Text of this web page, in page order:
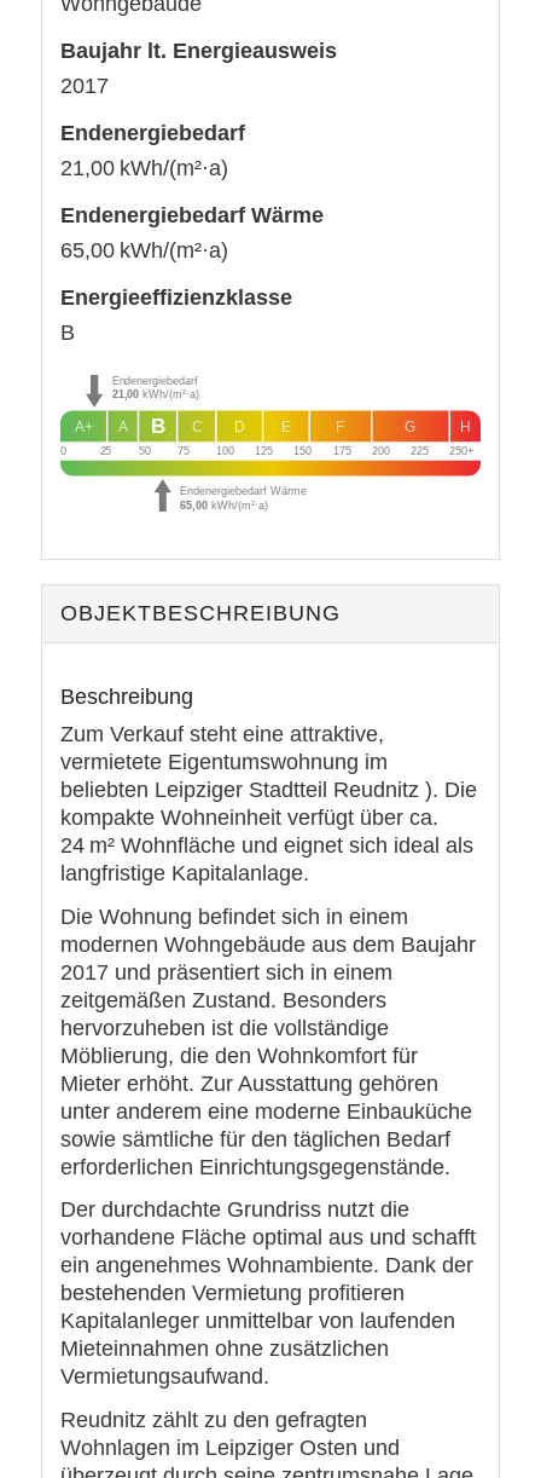
Baujahr lt. Energieausweis
2017
Endenergie­bedarf
21,00 kWh/(m²·a)
Endenergie­bedarf Wärme
65,00 kWh/(m²·a)
Energie­effizienz­klasse
B
0 25 50 75 100 125 150 175 200 225 250+
H
G
F
E
D
C
A
A+ B
Endenergiebedarf
21,00 kWh/(m²·a)
Endenergiebedarf Wärme
65,00kWh/(m²·a)
OBJEKT­BESCHREIBUNG
Beschreibung
Zum Verkauf steht eine attraktive,
vermietete Eigentumswohnung im
beliebten Leipziger Stadtteil Reudnitz ). Die
kompakte Wohneinheit verfügt über ca.
24 m² Wohnfläche und eignet sich ideal als
langfristige Kapitalanlage.
Die Wohnung befindet sich in einem
modernen Wohngebäude aus dem Baujahr
2017 und präsentiert sich in einem
zeitgemäßen Zustand. Besonders
hervorzuheben ist die vollständige
Möblierung, die den Wohnkomfort für
Mieter erhöht. Zur Ausstattung gehören
unter anderem eine moderne Einbauküche
sowie sämtliche für den täglichen Bedarf
erforderlichen Einrichtungsgegenstände.
Der durchdachte Grundriss nutzt die
vorhandene Fläche optimal aus und schafft
ein angenehmes Wohnambiente. Dank der
bestehenden Vermietung profitieren
Kapitalanleger unmittelbar von laufenden
Mieteinnahmen ohne zusätzlichen
Vermietungsaufwand.
Reudnitz zählt zu den gefragten
Wohnlagen im Leipziger Osten und